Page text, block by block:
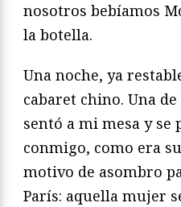
nosotros bebíamos
la botella.
Una noche, ya
cabaret chino. Una
sentó a mi mesa y se
conmigo, como era
motivo de asombro
París: aquella mujer